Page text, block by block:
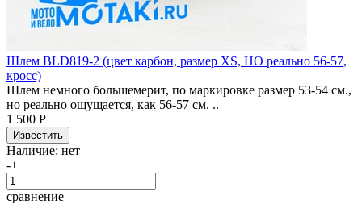
Шлем BLD819-2 (цвет карбон, размер XS, НО реально 56-57,
кросс)
Шлем немного большемерит, по маркировке размер 53-54 см.,
но реально ощущается, как 56-57 см. ..
1 500 Р
Наличие: нет
-+
сравнение